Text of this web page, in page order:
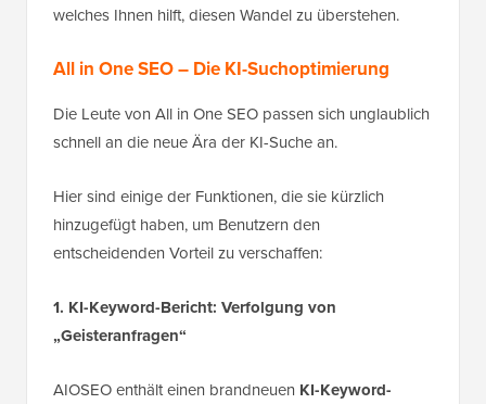
welches Ihnen hilft, diesen Wandel zu überstehen.
All in One SEO – Die KI-Suchoptimierung
Die Leute von All in One SEO passen sich unglaublich
schnell an die neue Ära der KI-Suche an.
Hier sind einige der Funktionen, die sie kürzlich
hinzugefügt haben, um Benutzern den
entscheidenden Vorteil zu verschaffen:
1. KI-Keyword-Bericht: Verfolgung von
„Geisteranfragen“
AIOSEO enthält einen brandneuen KI-Keyword-